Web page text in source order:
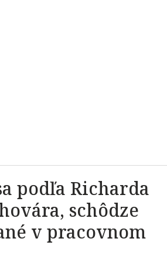
podľa Richarda
schôdze
v pracovnom